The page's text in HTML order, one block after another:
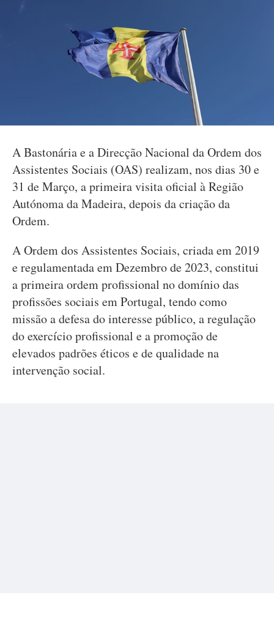
A Bastonária e a Direcção Nacional da Ordem dos
Assistentes Sociais (OAS) realizam, nos dias 30 e
31 de Março, a primeira visita oficial à Região
Autónoma da Madeira, depois da criação da
Ordem.
A Ordem dos Assistentes Sociais, criada em 2019
e regulamentada em Dezembro de 2023, constitui
a primeira ordem profissional no domínio das
profissões sociais em Portugal, tendo como
missão a defesa do interesse público, a regulação
do exercício profissional e a promoção de
elevados padrões éticos e de qualidade na
intervenção social.